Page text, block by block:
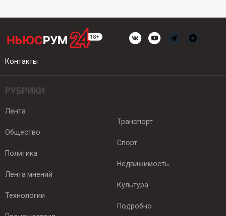
Контакты
РУБРИКИ
Лента
Общество
Политика
Лента мнений
Технологии
Транспорт
Спорт
Недвижимость
Культура
Подробно